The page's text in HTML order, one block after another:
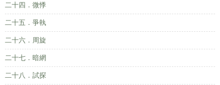
二十四．微悸
二十五．爭執
二十六．周旋
二十七．暗網
二十八．試探